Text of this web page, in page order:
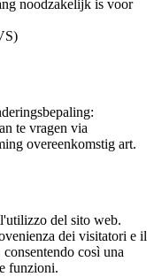
noodzakelijk is voor
te vragen via
overeenkomstig art.
del sito web.
dei visitatori e il
così una
funzioni.